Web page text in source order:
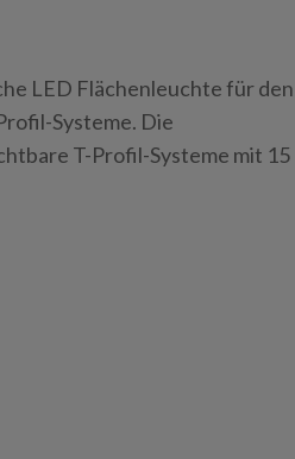
LED Flächenleuchte für den
Systeme. Die
T-Profil-Systeme mit 15